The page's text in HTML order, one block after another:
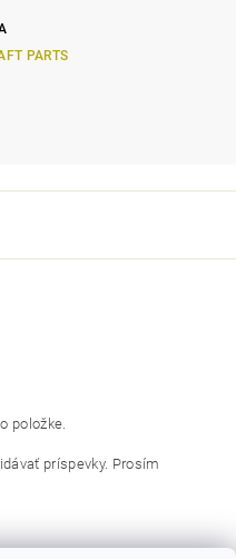
PARTS
položke.
príspevky. Prosím